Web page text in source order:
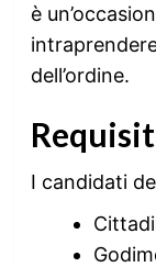
è
dell’ordine.
I candidati